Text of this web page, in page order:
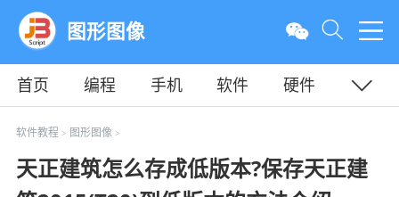
图形图像
首页 编程 手机 软件
硬件
教程
平面
软件教程 > 图形图像>
天正建筑怎么存成低版本?保存天正建